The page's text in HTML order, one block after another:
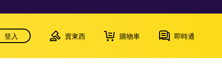
登入 賣東西 購物車 即時通